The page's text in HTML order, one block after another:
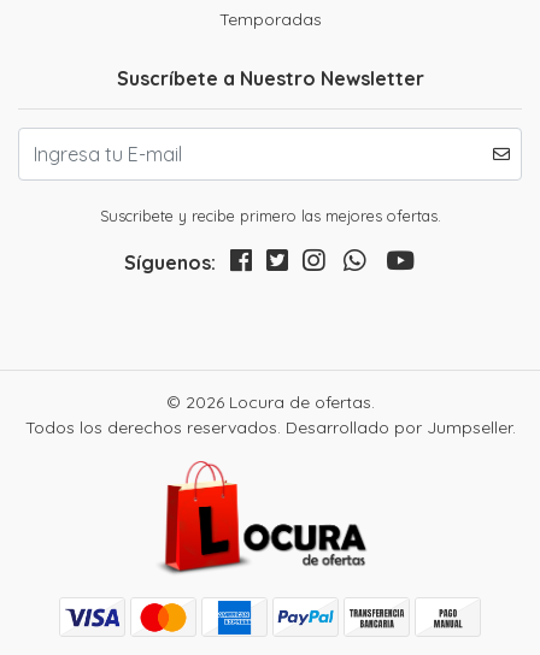
Temporadas
Suscríbete a Nuestro Newsletter
Suscribete y recibe primero las mejores ofertas.
Síguenos:
© 2026 Locura de ofertas.
Todos los derechos reservados. Desarrollado por Jumpseller.